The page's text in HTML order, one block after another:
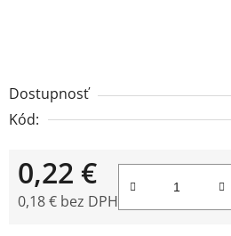
Dostupnosť
Kód:
0,22 €
0,18 € bez DPH